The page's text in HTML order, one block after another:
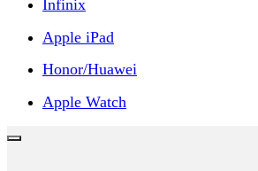
Infinix
Apple iPad
Honor/Huawei
Apple Watch